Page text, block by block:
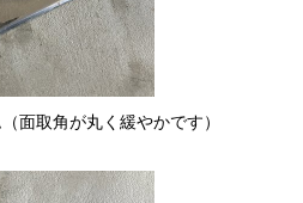
取角が丸く緩やかです）